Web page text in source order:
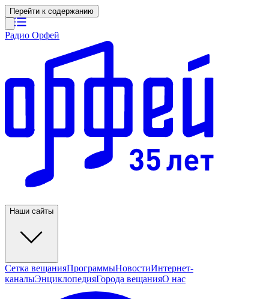
Перейти к содержанию
Радио Орфей
Наши сайты
Сетка вещанияПрограммыНовостиИнтернет-
каналыЭнциклопедияГорода вещанияО нас